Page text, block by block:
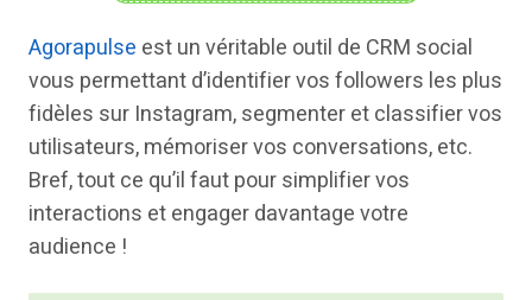
Agorapulse est un véritable outil de CRM social
vous permettant d’identifier vos followers les plus
fidèles sur Instagram, segmenter et classifier vos
utilisateurs, mémoriser vos conversations, etc.
Bref, tout ce qu’il faut pour simplifier vos
interactions et engager davantage votre
audience !